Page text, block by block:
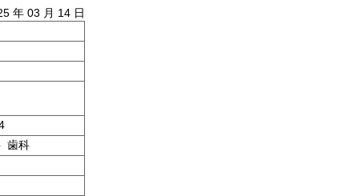
年 03 月 14 日
歯科